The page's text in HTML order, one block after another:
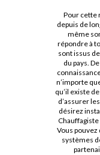
Pour cette
depuis de
même
répondre à
sont issus
du pays.
n’importe
qu’il existe
d’assurer
désirez
Vous
systèmes